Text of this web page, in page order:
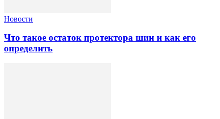
Новости
Что такое остаток протектора шин и как его
определить